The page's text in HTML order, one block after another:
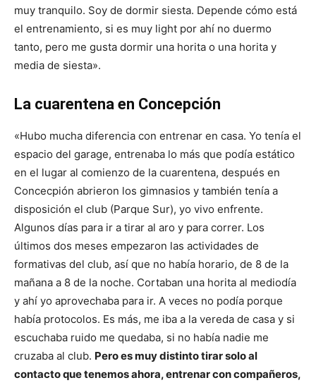
muy tranquilo. Soy de dormir siesta. Depende cómo está
el entrenamiento, si es muy light por ahí no duermo
tanto, pero me gusta dormir una horita o una horita y
media de siesta».
La cuarentena en Concepción
«Hubo mucha diferencia con entrenar en casa. Yo tenía el
espacio del garage, entrenaba lo más que podía estático
en el lugar al comienzo de la cuarentena, después en
Concecpión abrieron los gimnasios y también tenía a
disposición el club (Parque Sur), yo vivo enfrente.
Algunos días para ir a tirar al aro y para correr. Los
últimos dos meses empezaron las actividades de
formativas del club, así que no había horario, de 8 de la
mañana a 8 de la noche. Cortaban una horita al mediodía
y ahí yo aprovechaba para ir. A veces no podía porque
había protocolos. Es más, me iba a la vereda de casa y si
escuchaba ruido me quedaba, si no había nadie me
cruzaba al club. Pero es muy distinto tirar solo al
contacto que tenemos ahora, entrenar concompañeros,